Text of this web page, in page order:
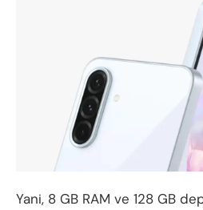
Yani, 8 GB RAM ve 128 GB